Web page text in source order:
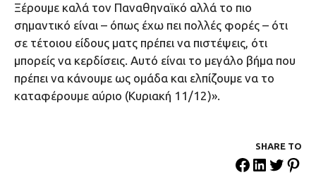
Ξέρουμε καλά τον Παναθηναϊκό αλλά το πιο
σημαντικό είναι – όπως έχω πει πολλές φορές – ότι
σε τέτοιου είδους ματς πρέπει να πιστέψεις, ότι
μπορείς να κερδίσεις. Αυτό είναι το μεγάλο βήμα που
πρέπει να κάνουμε ως ομάδα και ελπίζουμε να το
καταφέρουμε αύριο (Κυριακή 11/12)».
SHARE ΤΟ